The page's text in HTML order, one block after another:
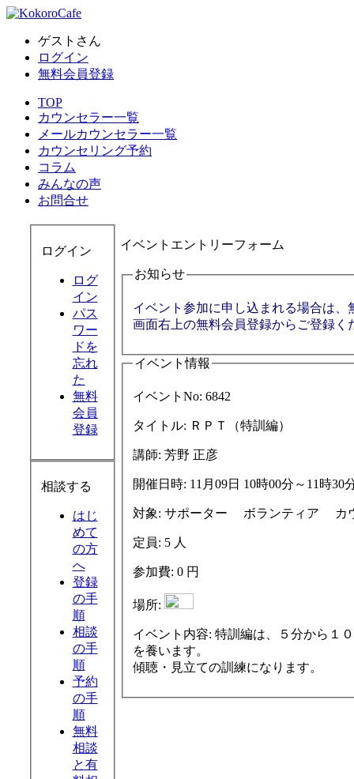
ゲストさん
ログイン
無料会員登録
TOP
カウンセラー一覧
メールカウンセラー一覧
カウンセリング予約
コラム
みんなの声
お問合せ
ログイン
ログ
イン
パス
ワー
ドを
忘れ
た
無料
会員
登録
相談する
はじ
めて
の方
へ
登録
の手
順
相談
の手
順
予約
の手
順
無料
相談
と有
イベントエントリーフォーム
お知らせ
イベント参加に申し込まれる場合は、
画面右上の無料会員登録からご登録く
イベント情報
イベントNo: 6842
タイトル: ＲＰＴ（特訓編）
講師: 芳野 正彦
開催日時: 11月09日 10時00分～11時30
対象: サポー
定員: 5 人
参加費: 0 円
場所:
イベント内容:
を養います。
傾聴・見立ての訓練になります。